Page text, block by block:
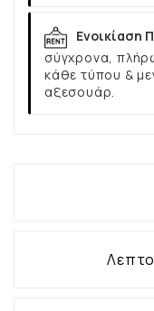
Ενοικίαση
σύγχρονα,
κάθε τύπου &
αξεσουάρ.